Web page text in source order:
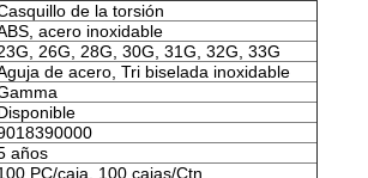
de la torsión
acero inoxidable
26G, 28G, 30G, 31G, 32G, 33G
de acero, Tri biselada inoxidable
años
PC/caja, 100 cajas/Ctn